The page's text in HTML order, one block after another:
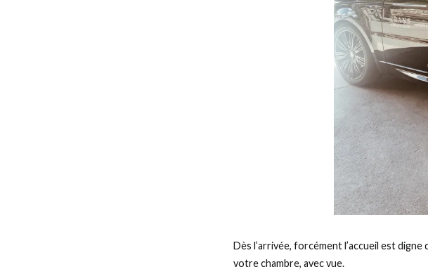
Dès l’arrivée, forcément l’accueil est
votre chambre, avec vue.